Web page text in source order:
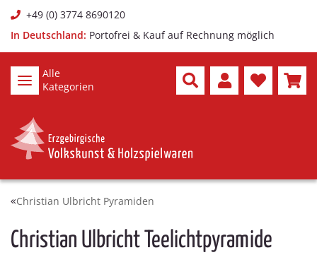
+49 (0) 3774 8690120
In Deutschland: Portofrei & Kauf auf Rechnung möglich
Alle
Kategorien
Christian Ulbricht Pyramiden
Christian Ulbricht Teelichtpyramide